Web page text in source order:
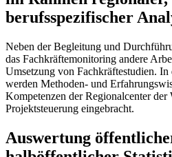
berufsspezifischer
Neben der Begleitung und
das Fachkräftemonitoring andere
Umsetzung von Fachkräftestudien. In
werden Methoden- und
Kompetenzen der Regionalcenter
Projektsteuerung eingebracht.
Auswertung